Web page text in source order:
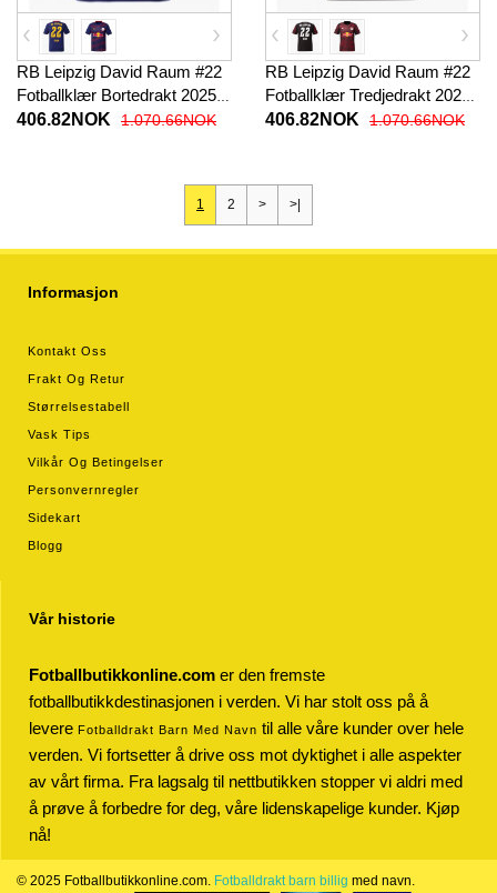
RB Leipzig David Raum #22
Fotballklær Bortedrakt 2025-
26 Kortermet
406.82NOK 1.070.66NOK
RB Leipzig David Raum #22
Fotballklær Tredjedrakt 2025-
26 Kortermet
406.82NOK 1.070.66NOK
1 2 > >|
Informasjon
Kontakt Oss
Frakt Og Retur
Størrelsestabell
Vask Tips
Vilkår Og Betingelser
Personvernregler
Sidekart
Blogg
Vår historie
Fotballbutikkonline.com er den fremste
fotballbutikkdestinasjonen i verden. Vi har stolt oss på å
levere Fotballdrakt Barn Med Navn til alle våre kunder over hele
verden. Vi fortsetter å drive oss mot dyktighet i alle aspekter
av vårt firma. Fra lagsalg til nettbutikken stopper vi aldri med
å prøve å forbedre for deg, våre lidenskapelige kunder. Kjøp
nå!
© 2025 Fotballbutikkonline.com. Fotballdrakt barn billig med navn.